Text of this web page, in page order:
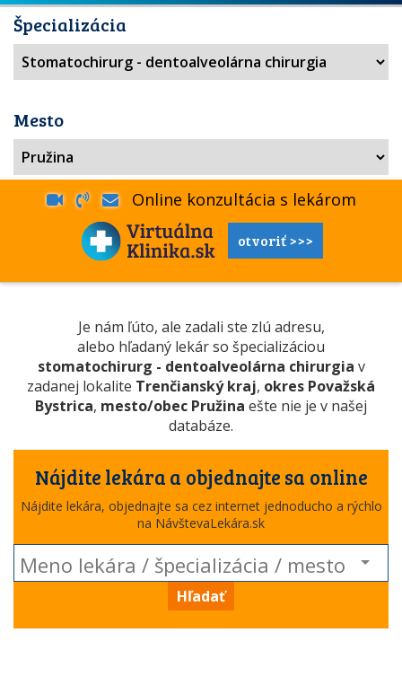
Špecializácia
Mesto
Online konzultácia s lekárom
otvoriť >>>
Je nám ľúto, ale zadali ste zlú adresu,
alebo hľadaný lekár so špecializáciou
stomatochirurg - dentoalveolárna chirurgia v
zadanej lokalite Trenčianský kraj, okres Považská
Bystrica, mesto/obec Pružina ešte nie je v našej
databáze.
Nájdite lekára a objednajte sa online
Nájdite lekára, objednajte sa cez internet jednoducho a rýchlo
na NávštevaLekára.sk
Hľadať